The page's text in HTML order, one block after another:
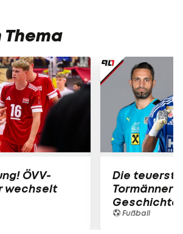
Thema
ÖVV-
wechselt
Die
Tormänner
Geschichte
Fußball